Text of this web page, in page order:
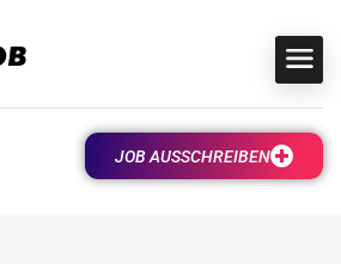
JOB AUSSCHREIBEN